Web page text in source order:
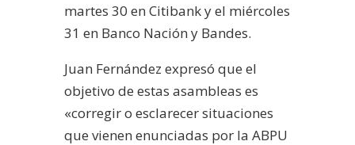
martes 30 en Citibank y el miércoles
31 en Banco Nación y Bandes.
Juan Fernández expresó que el
objetivo de estas asambleas es
«corregir o esclarecer situaciones
que vienen enunciadas por la ABPU